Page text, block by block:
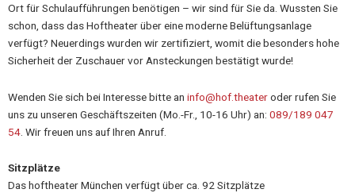
Ort für Schulaufführungen benötigen – wir sind für Sie da. Wussten Sie
schon, dass das Hoftheater über eine moderne Belüftungsanlage
verfügt? Neuerdings wurden wir zertifiziert, womit die besonders hohe
Sicherheit der Zuschauer vor Ansteckungen bestätigt wurde!
Wenden Sie sich bei Interesse bitte an info@hof.theateroder rufen Sie
uns zu unseren Geschäftszeiten (Mo.-Fr., 10-16 Uhr) an: 089/189 047
54 . Wir freuen uns auf Ihren Anruf.
Sitzplätze
Das hoftheater München verfügt über ca. 92 Sitzplätze